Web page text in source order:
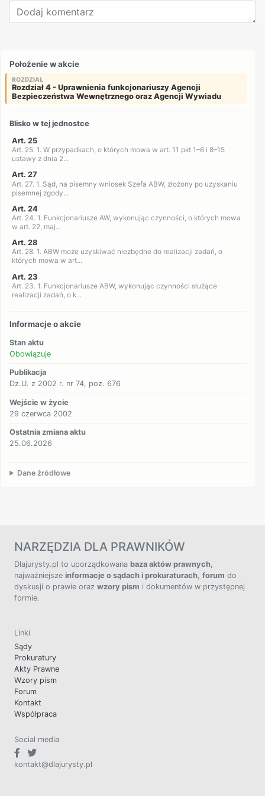
Położenie w akcie
ROZDZIAŁ
Rozdział 4 - Uprawnienia funkcjonariuszy Agencji
Bezpieczeństwa Wewnętrznego oraz Agencji Wywiadu
Blisko w tej jednostce
Art. 25
Art. 25. 1. W przypadkach, o których mowa w art. 11 pkt 1–6 i 8–15
ustawy z dnia 2...
Art. 27
Art. 27. 1. Sąd, na pisemny wniosek Szefa ABW, złożony po uzyskaniu
pisemnej zgody...
Art. 24
Art. 24. 1. Funkcjonariusze AW, wykonując czynności, o których mowa
w art. 22, maj...
Art. 28
Art. 28. 1. ABW może uzyskiwać niezbędne do realizacji zadań, o
których mowa w art...
Art. 23
Art. 23. 1. Funkcjonariusze ABW, wykonując czynności służące
realizacji zadań, o k...
Informacje o akcie
Stan aktu
Obowiązuje
Publikacja
Dz.U. z 2002 r. nr 74, poz. 676
Wejście w życie
29 czerwca 2002
Ostatnia zmiana aktu
25.06.2026
Dane źródłowe
NARZĘDZIA DLA PRAWNIKÓW
Dlajurysty.pl to uporządkowana baza aktów prawnych,
najważniejsze informacje o sądach i prokuraturach, forum do
dyskusji o prawie oraz wzory pism i dokumentów w przystępnej
formie.
Linki
Sądy
Prokuratury
Akty Prawne
Wzory pism
Forum
Kontakt
Współpraca
Social media
kontakt@dlajurysty.pl